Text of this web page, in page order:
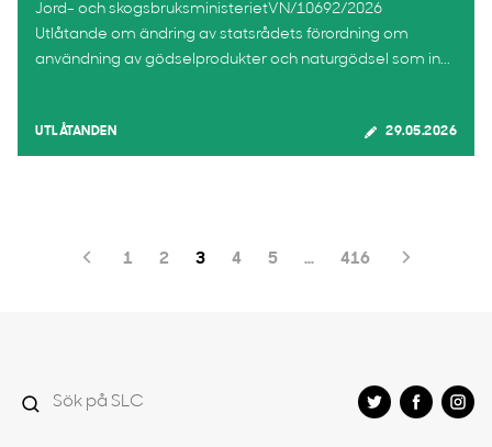
Jord- och skogsbruksministerietVN/10692/2026
Utlåtande om ändring av statsrådets förordning om
användning av gödselprodukter och naturgödsel som in...
UTLÅTANDEN 29.05.2026
1 2 3 4 5 … 416